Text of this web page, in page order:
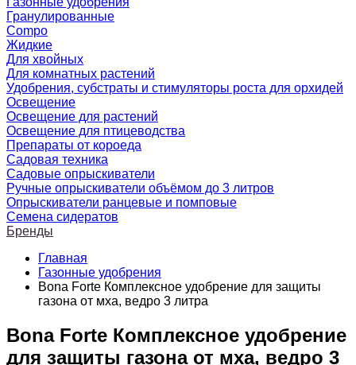
Гранулированные
Compo
Жидкие
Для хвойных
Для комнатных растений
Удобрения, субстраты и стимуляторы роста для орхидей
Освещение
Освещение для растений
Освещение для птицеводства
Препараты от короеда
Садовая техника
Садовые опрыскиватели
Ручные опрыскиватели объёмом до 3 литров
Опрыскиватели ранцевые и помповые
Семена сидератов
Бренды
Главная
Газонные удобрения
Bona Forte Комплексное удобрение для защиты
газона от мха, ведро 3 литра
Bona Forte Комплексное удобрение
для защиты газона от мха, ведро 3